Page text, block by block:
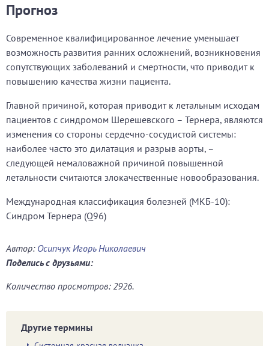
Прогноз
Современное квалифицированное лечение уменьшает
возможность развития ранних осложнений, возникновения
сопутствующих заболеваний и смертности, что приводит к
повышению качества жизни пациента.
Главной причиной, которая приводит к летальным исходам
пациентов с синдромом Шерешевского – Тернера, являются
изменения со стороны сердечно-сосудистой системы:
наиболее часто это дилатация и разрыв аорты, –
следующей немаловажной причиной повышенной
летальности считаются злокачественные новообразования.
Международная классификация болезней (МКБ-10):
Синдром Тернера (Q96)
Автор: Осипчук Игорь Николаевич
Поделись с друзьями:
Количество просмотров: 2926.
Другие термины